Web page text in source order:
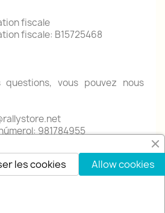
fiscale
fiscale: B15725468
vous pouvez nous
981784955
Allow cookies
les cookies